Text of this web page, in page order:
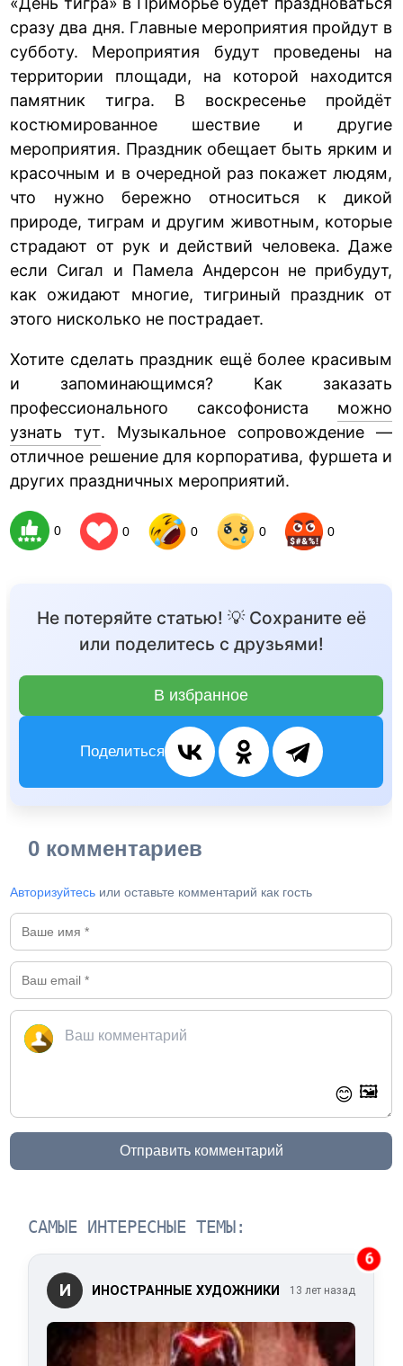
сразу два дня. Главные мероприятия пройдут в
субботу. Мероприятия будут проведены на
территории площади, на которой находится
памятник тигра. В воскресенье пройдёт
костюмированное шествие и другие
мероприятия. Праздник обещает быть ярким и
красочным и в очередной раз покажет людям,
что нужно бережно относиться к дикой
природе, тиграм и другим животным, которые
страдают от рук и действий человека. Даже
если Сигал и Памела Андерсон не прибудут,
как ожидают многие, тигриный праздник от
этого нисколько не пострадает.
Хотите сделать праздник ещё более красивым
и запоминающимся? Как заказать
профессионального саксофониста можно
узнать тут. Музыкальное сопровождение —
отличное решение для корпоратива, фуршета и
других праздничных мероприятий.
0 0 0 0 0
Не потеряйте статью! 💡 Сохраните её
или поделитесь с друзьями!
В избранное
Поделиться
0 комментариев
Авторизуйтесь или оставьте комментарий как гость
😊 🖼️
Отправить комментарий
САМЫЕ ИНТЕРЕСНЫЕ ТЕМЫ:
6
И ИНОСТРАННЫЕ ХУДОЖНИКИ 13 лет назад